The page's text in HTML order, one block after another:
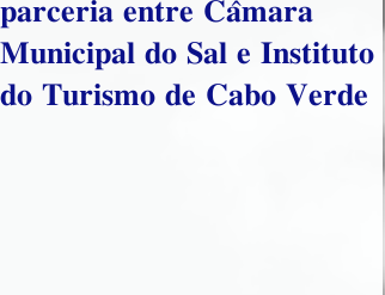
𝐩𝐚𝐫𝐜𝐞𝐫𝐢𝐚 𝐞𝐧𝐭𝐫𝐞 𝐂𝐚̂𝐦𝐚𝐫𝐚
𝐌𝐮𝐧𝐢𝐜𝐢𝐩𝐚𝐥 𝐝𝐨 𝐒𝐚𝐥 𝐞 𝐈𝐧𝐬𝐭𝐢𝐭𝐮𝐭𝐨
𝐝𝐨 𝐓𝐮𝐫𝐢𝐬𝐦𝐨 𝐝𝐞 𝐂𝐚𝐛𝐨 𝐕𝐞𝐫𝐝𝐞